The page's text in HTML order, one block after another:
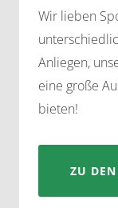
Wir lieben
Anliegen,
eine große
bieten!
ZU